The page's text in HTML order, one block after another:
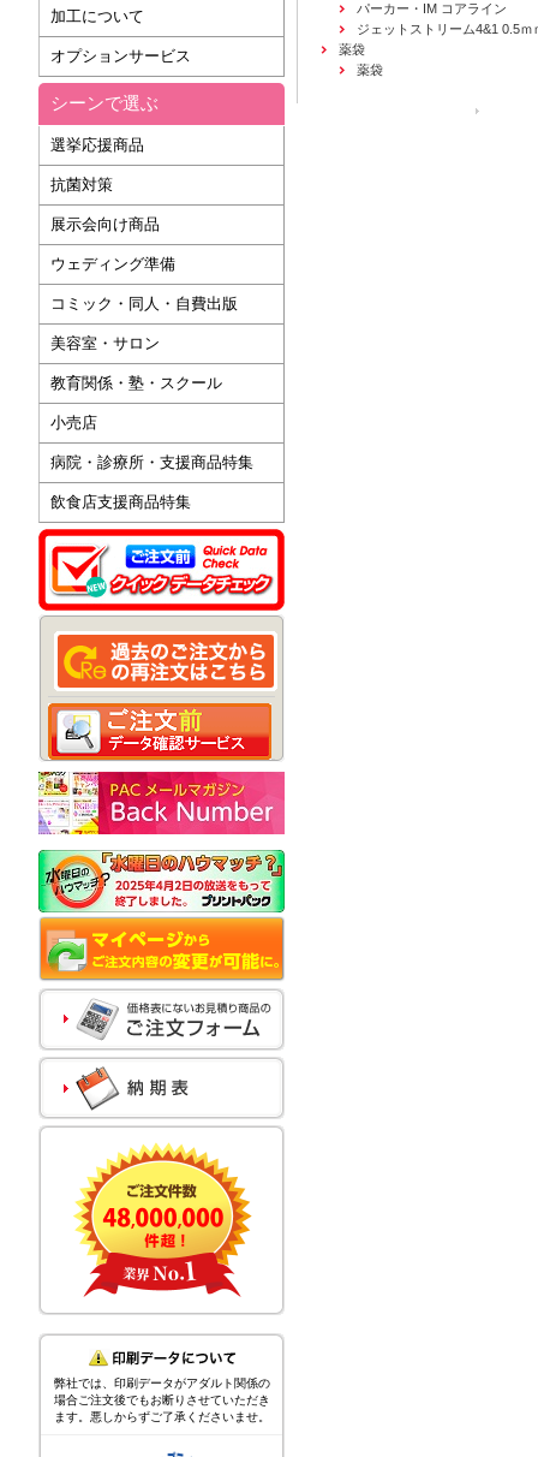
加工について
オプションサービス
シーンで選ぶ
選挙応援商品
抗菌対策
展示会向け商品
ウェディング準備
コミック・同人・自費出版
美容室・サロン
教育関係・塾・スクール
小売店
病院・診療所・支援商品特集
飲食店支援商品特集
弊社では、印刷データがアダルト関係の
場合ご注文後でもお断りさせていただき
ます。悪しからずご了承くださいませ。
パーカー・IM コアライン
ジェットストリーム4&1 0.5ｍ
薬袋
薬袋